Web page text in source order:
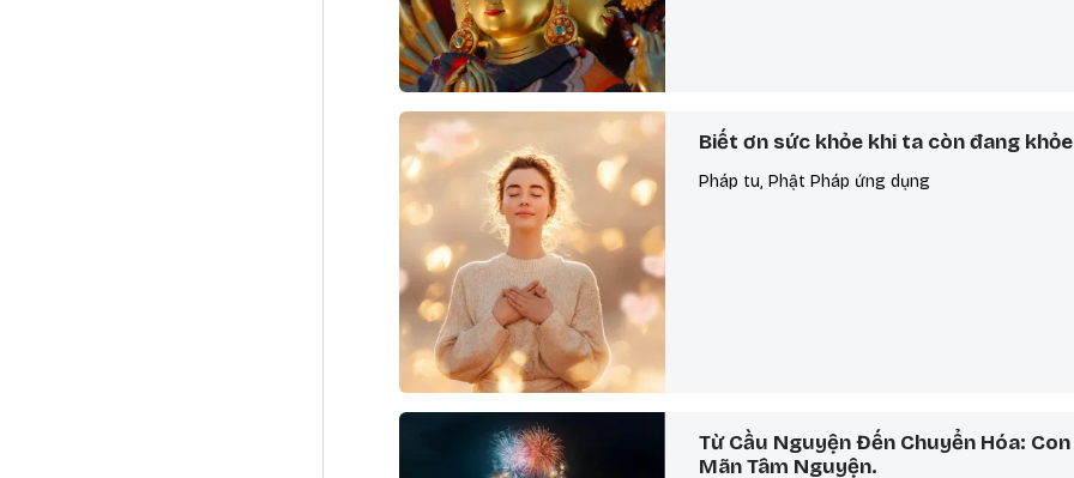
Biết ơn sức khỏe khi ta còn đang khỏe
Pháp tu, Phật Pháp ứng dụng
Từ Cầu Nguyện Đến Chuyển Hóa:
Mãn Tâm Nguyện.